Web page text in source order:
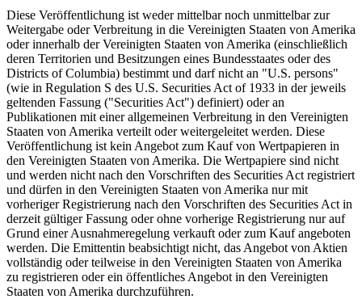
Diese Veröffentlichung ist weder mittelbar noch unmittelbar zur
Weitergabe oder Verbreitung in die Vereinigten Staaten von Amerika
oder innerhalb der Vereinigten Staaten von Amerika (einschließlich
deren Territorien und Besitzungen eines Bundesstaates oder des
Districts of Columbia) bestimmt und darf nicht an "U.S. persons"
(wie in Regulation S des U.S. Securities Act of 1933 in der jeweils
geltenden Fassung ("Securities Act") definiert) oder an
Publikationen mit einer allgemeinen Verbreitung in den Vereinigten
Staaten von Amerika verteilt oder weitergeleitet werden. Diese
Veröffentlichung ist kein Angebot zum Kauf von Wertpapieren in
den Vereinigten Staaten von Amerika. Die Wertpapiere sind nicht
und werden nicht nach den Vorschriften des Securities Act registriert
und dürfen in den Vereinigten Staaten von Amerika nur mit
vorheriger Registrierung nach den Vorschriften des Securities Act in
derzeit gültiger Fassung oder ohne vorherige Registrierung nur auf
Grund einer Ausnahmeregelung verkauft oder zum Kauf angeboten
werden. Die Emittentin beabsichtigt nicht, das Angebot von Aktien
vollständig oder teilweise in den Vereinigten Staaten von Amerika
zu registrieren oder ein öffentliches Angebot in den Vereinigten
Staaten von Amerika durchzuführen.